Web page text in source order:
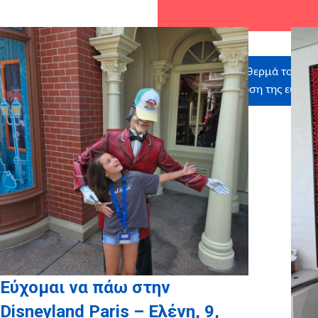
Ευχαριστούμε θερμά τους
στην εκπλήρωση της
Εύχομαι να πάω στην
Disneyland Paris – Ελένη, 9,